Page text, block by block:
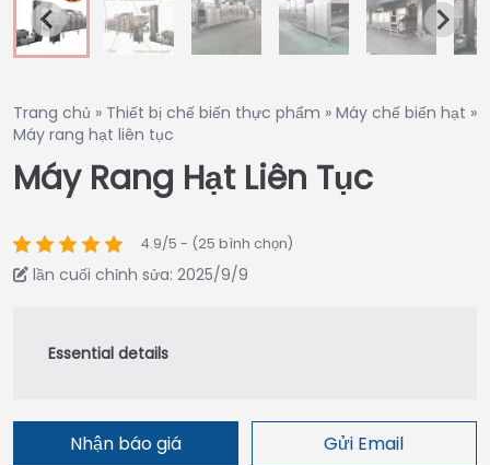
Trang chủ » Thiết bị chế biến thực phẩm » Máy chế biến hạt »
Máy rang hạt liên tục
Máy Rang Hạt Liên Tục
4.9/5 - (25 bình chọn)
lần cuối chỉnh sửa: 2025/9/9
Nhận báo giá Gửi Email